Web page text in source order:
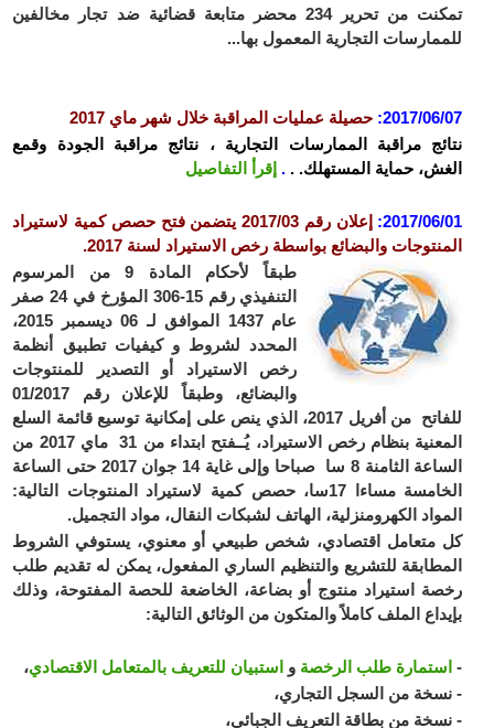
تمكنت من تحرير 234 محضر متابعة قضائية ضد تجار مخالفين
للممارسات التجارية المعمول بها...
2017/06/07: حصيلة عمليات المراقبة خلال شهر ماي 2017
نتائج مراقبة الممارسات التجارية ، نتائج مراقبة الجودة وقمع
الغش، حماية المستهلك. . . إقرأ التفاصيل
2017/06/01:
إعلان رقم 2017/03 يتضمن فتح حصص كمية لاستيراد
المنتوجات والبضائع بواسطة رخص الاستيراد لسنة 2017
.
طبقاً لأحكام المادة 9 من المرسوم
التنفيذي رقم 15-306 المؤرخ في 24 صفر
عام 1437 الموافق لـ 06 ديسمبر 2015،
المحدد لشروط و كيفيات تطبيق أنظمة
رخص الاستيراد أو التصدير للمنتوجات
والبضائع، وطبقاً للإعلان رقم 01/2017
للفاتح من أفريل 2017، الذي ينص على إمكانية توسيع قائمة السلع
المعنية بنظام رخص الاستيراد، يُــفتح ابتداء من 31 ماي 2017 من
الساعة الثامنة 8 سا صباحا وإلى غاية 14 جوان 2017 حتى الساعة
الخامسة مساءا 17سا، حصص كمية لاستيراد المنتوجات التالية:
المواد الكهرومنزلية، الهاتف لشبكات النقال، مواد التجميل.
كل متعامل اقتصادي، شخص طبيعي أو معنوي، يستوفي الشروط
المطابقة للتشريع والتنظيم الساري المفعول، يمكن له تقديم طلب
رخصة استيراد منتوج أو بضاعة، الخاضعة للحصة المفتوحة، وذلك
بإيداع الملف كاملاً والمتكون من الوثائق التالية:
-استمارة طلب الرخصة و استبيان للتعريف بالمتعامل الاقتصادي،
- نسخة من السجل التجاري،
- نسخة من بطاقة التعريف الجبائي،